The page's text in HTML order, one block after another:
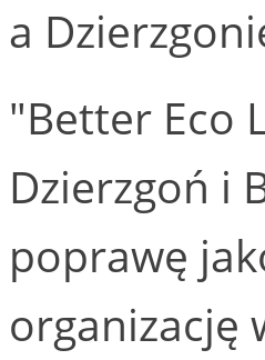
a
"Better Eco
Dzierzgoń i
poprawę
organizację